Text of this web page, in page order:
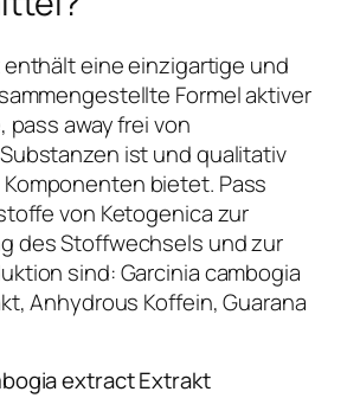
enthält eine einzigartige und
Formel aktiver
away frei von
ist und qualitativ
bietet. Pass
von Ketogenica zur
des Stoffwechsels und zur
sind: Garcinia cambogia
Anhydrous Koffein, Guarana
extract Extrakt